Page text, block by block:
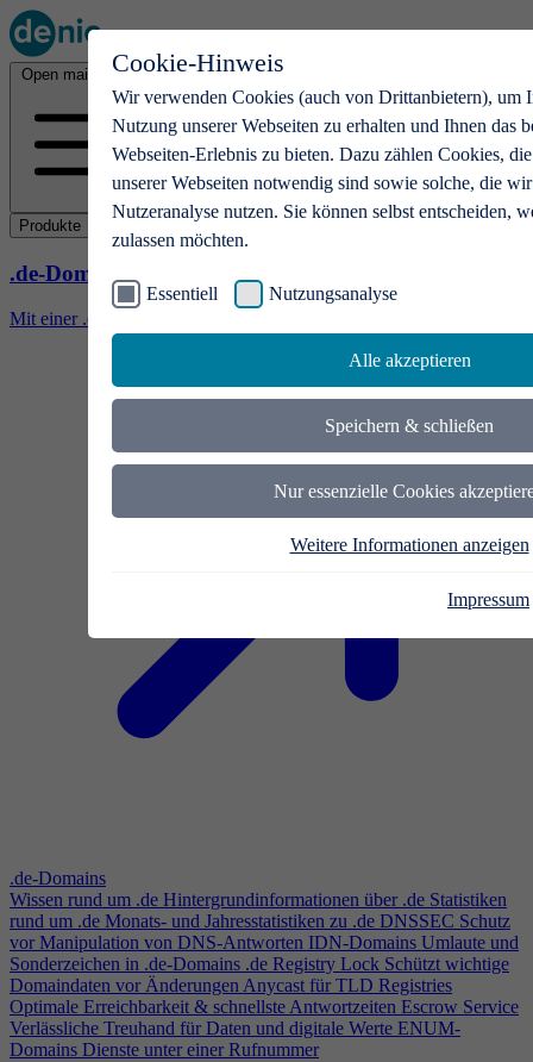
Cookie-Hinweis
Wir verwenden Cookies (auch von Drittanbietern), um
Nutzung unserer Webseiten zu erhalten und Ihnen das
Webseiten-Erlebnis zu bieten. Dazu zählen Cookies,
unserer Webseiten notwendig sind sowie solche, die
Nutzeranalyse nutzen. Sie können selbst entscheiden,
zulassen möchten.
Essentiell Nutzungsanalyse
Alle akzeptieren
Speichern & schließen
Nur essenzielle Cookies
Weitere Informationen anzeigen
Impressum
Open main menu
Produkte
.de-Domains
Mit einer .de-Domain erhalten Ideen eine Bühne
.de-Domains
Wissen rund um .de Hintergrundinformationen über .de Statistiken
rund um .de Monats- und Jahresstatistiken zu .de DNSSEC Schutz
vor Manipulation von DNS-Antworten IDN-Domains Umlaute und
Sonderzeichen in .de-Domains .de Registry Lock Schützt wichtige
Domaindaten vor ÄnderungenAnycast für TLD Registries
Optimale Erreichbarkeit & schnellste Antwortzeiten Escrow Service
Verlässliche Treuhand für Daten und digitale Werte ENUM-
Domains Dienste unter einer Rufnummer